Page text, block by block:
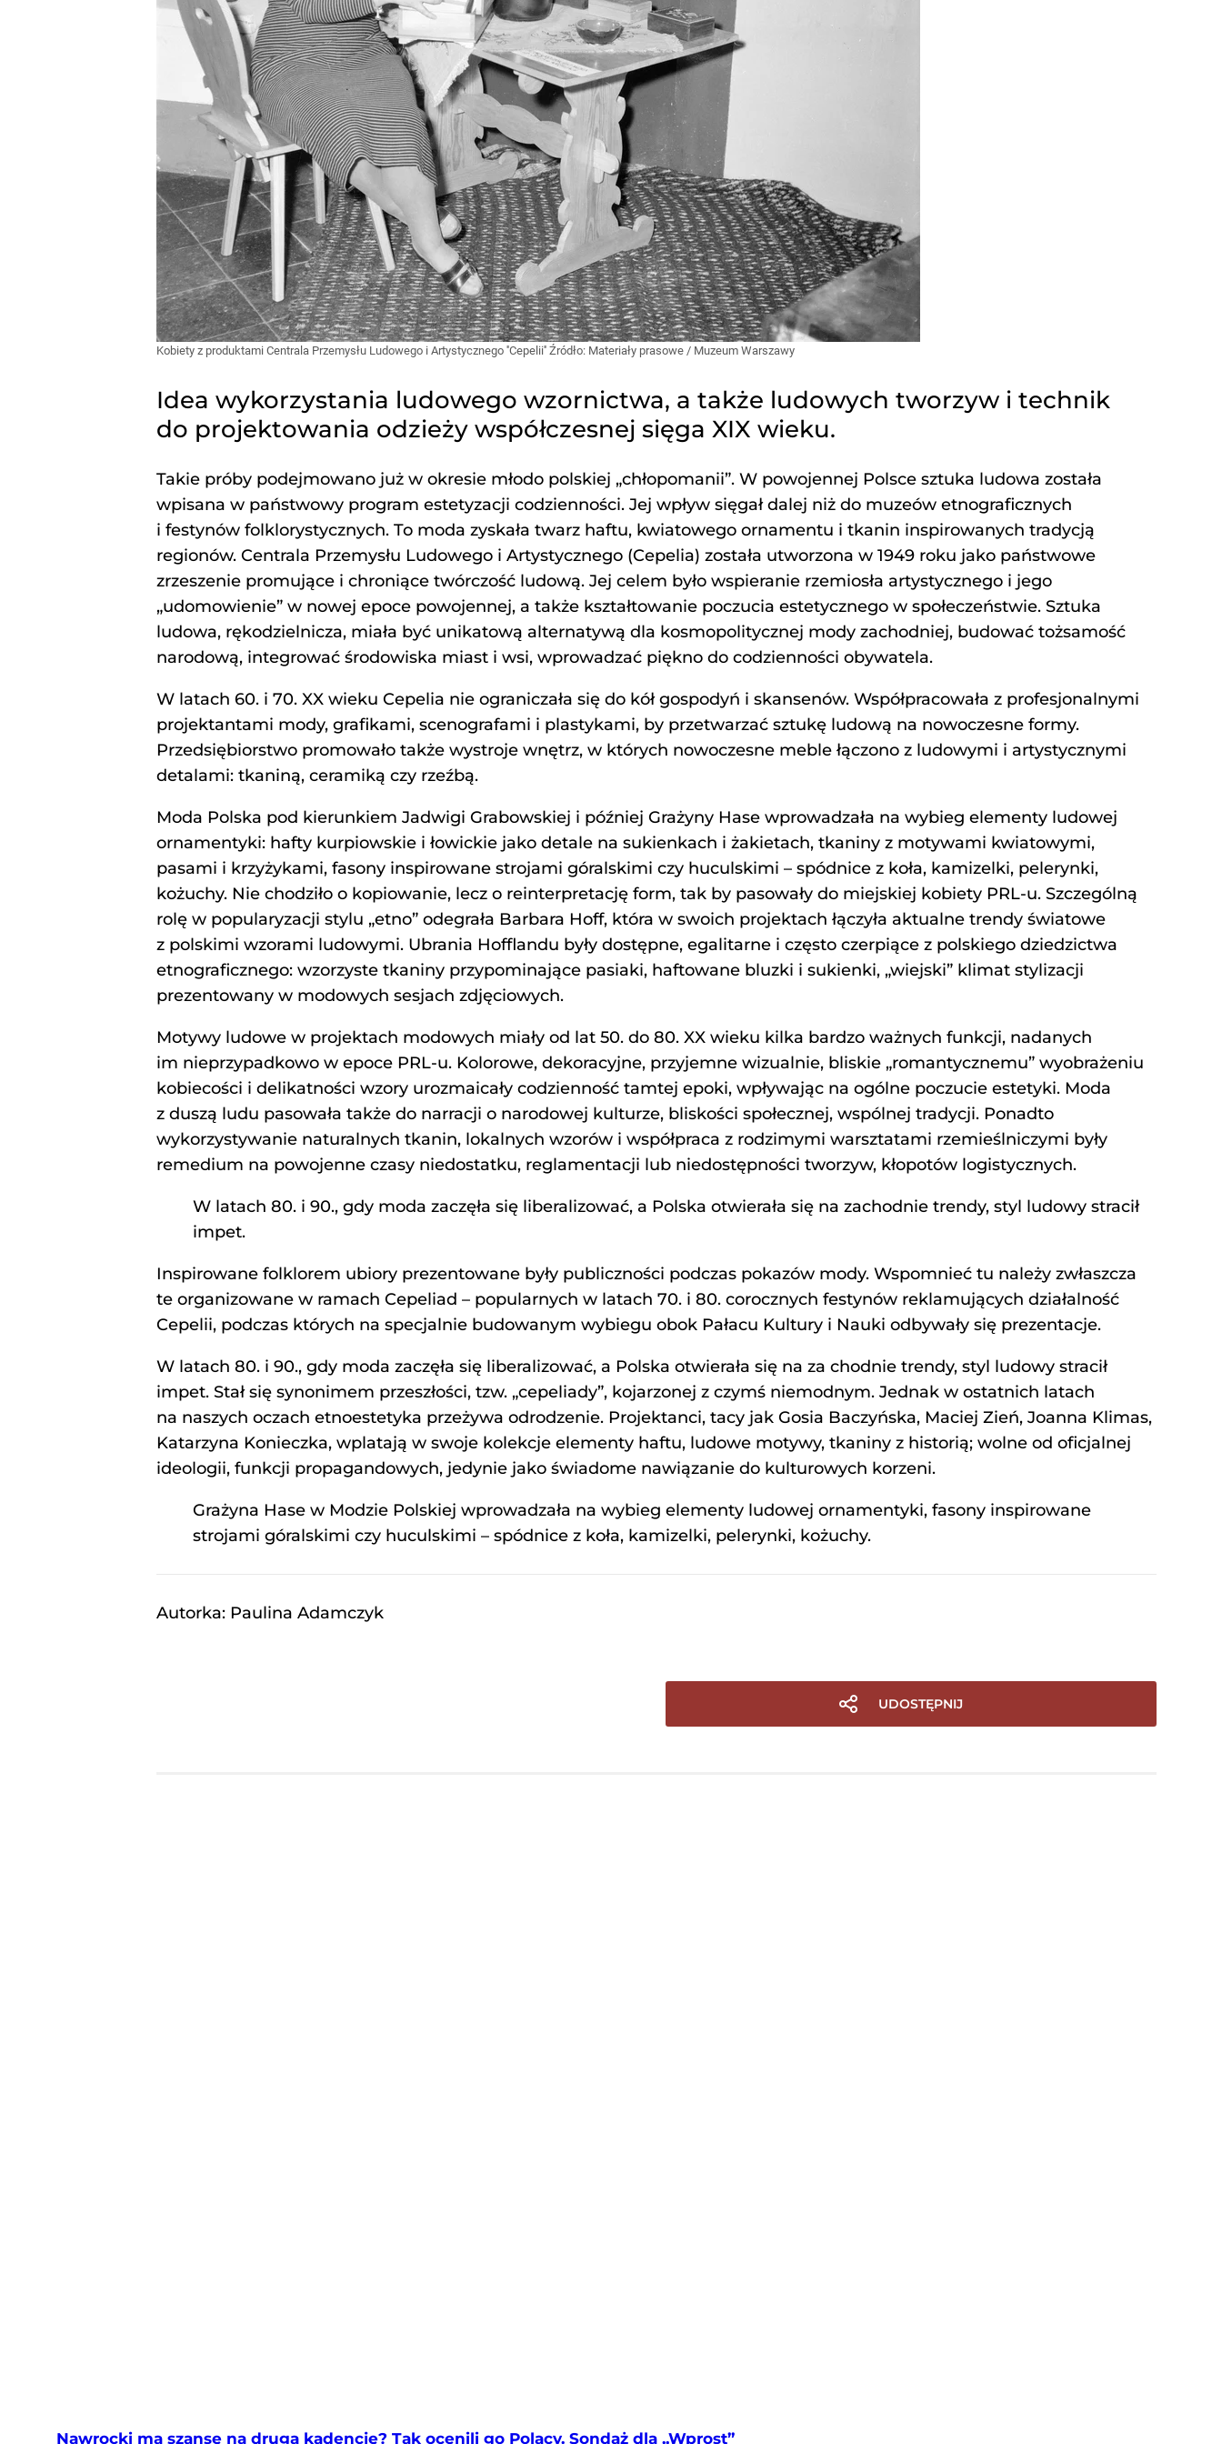
Kobiety z produktami Centrala Przemysłu Ludowego i Artystycznego ''Cepelii'' Źródło: Materiały prasowe / Muzeum Warszawy
Idea wykorzystania ludowego wzornictwa, a także ludowych tworzyw i technik
do projektowania odzieży współczesnej sięga XIX wieku.
Takie próby podejmowano już w okresie młodo polskiej „chłopomanii”. W powojennej Polsce sztuka ludowa została
wpisana w państwowy program estetyzacji codzienności. Jej wpływ sięgał dalej niż do muzeów etnograficznych
i festynów folklorystycznych. To moda zyskała twarz haftu, kwiatowego ornamentu i tkanin inspirowanych tradycją
regionów. Centrala Przemysłu Ludowego i Artystycznego (Cepelia) została utworzona w 1949 roku jako państwowe
zrzeszenie promujące i chroniące twórczość ludową. Jej celem było wspieranie rzemiosła artystycznego i jego
„udomowienie” w nowej epoce powojennej, a także kształtowanie poczucia estetycznego w społeczeństwie. Sztuka
ludowa, rękodzielnicza, miała być unikatową alternatywą dla kosmopolitycznej mody zachodniej, budować tożsamość
narodową, integrować środowiska miast i wsi, wprowadzać piękno do codzienności obywatela.
W latach 60. i 70. XX wieku Cepelia nie ograniczała się do kół gospodyń i skansenów. Współpracowała z profesjonalnymi
projektantami mody, grafikami, scenografami i plastykami, by przetwarzać sztukę ludową na nowoczesne formy.
Przedsiębiorstwo promowało także wystroje wnętrz, w których nowoczesne meble łączono z ludowymi i artystycznymi
detalami: tkaniną, ceramiką czy rzeźbą.
Moda Polska pod kierunkiem Jadwigi Grabowskiej i później Grażyny Hase wprowadzała na wybieg elementy ludowej
ornamentyki: hafty kurpiowskie i łowickie jako detale na sukienkach i żakietach, tkaniny z motywami kwiatowymi,
pasami i krzyżykami, fasony inspirowane strojami góralskimi czy huculskimi – spódnice z koła, kamizelki, pelerynki,
kożuchy. Nie chodziło o kopiowanie, lecz o reinterpretację form, tak by pasowały do miejskiej kobiety PRL-u. Szczególną
rolę w popularyzacji stylu „etno” odegrała Barbara Hoff, która w swoich projektach łączyła aktualne trendy światowe
z polskimi wzorami ludowymi. Ubrania Hofflandu były dostępne, egalitarne i często czerpiące z polskiego dziedzictwa
etnograficznego: wzorzyste tkaniny przypominające pasiaki, haftowane bluzki i sukienki, „wiejski” klimat stylizacji
prezentowany w modowych sesjach zdjęciowych.
Motywy ludowe w projektach modowych miały od lat 50. do 80. XX wieku kilka bardzo ważnych funkcji, nadanych
im nieprzypadkowo w epoce PRL-u. Kolorowe, dekoracyjne, przyjemne wizualnie, bliskie „romantycznemu” wyobrażeniu
kobiecości i delikatności wzory urozmaicały codzienność tamtej epoki, wpływając na ogólne poczucie estetyki. Moda
z duszą ludu pasowała także do narracji o narodowej kulturze, bliskości społecznej, wspólnej tradycji. Ponadto
wykorzystywanie naturalnych tkanin, lokalnych wzorów i współpraca z rodzimymi warsztatami rzemieślniczymi były
remedium na powojenne czasy niedostatku, reglamentacji lub niedostępności tworzyw, kłopotów logistycznych.
W latach 80. i 90., gdy moda zaczęła się liberalizować, a Polska otwierała się na zachodnie trendy, styl ludowy stracił
impet.
Inspirowane folklorem ubiory prezentowane były publiczności podczas pokazów mody. Wspomnieć tu należy zwłaszcza
te organizowane w ramach Cepeliad – popularnych w latach 70. i 80. corocznych festynów reklamujących działalność
Cepelii, podczas których na specjalnie budowanym wybiegu obok Pałacu Kultury i Nauki odbywały się prezentacje.
W latach 80. i 90., gdy moda zaczęła się liberalizować, a Polska otwierała się na za chodnie trendy, styl ludowy stracił
impet. Stał się synonimem przeszłości, tzw. „cepeliady”, kojarzonej z czymś niemodnym. Jednak w ostatnich latach
na naszych oczach etnoestetyka przeżywa odrodzenie. Projektanci, tacy jak Gosia Baczyńska, Maciej Zień, Joanna Klimas,
Katarzyna Konieczka, wplatają w swoje kolekcje elementy haftu, ludowe motywy, tkaniny z historią; wolne od oficjalnej
ideologii, funkcji propagandowych, jedynie jako świadome nawiązanie do kulturowych korzeni.
Grażyna Hase w Modzie Polskiej wprowadzała na wybieg elementy ludowej ornamentyki, fasony inspirowane
strojami góralskimi czy huculskimi – spódnice z koła, kamizelki, pelerynki, kożuchy.
Autorka: Paulina Adamczyk
UDOSTĘPNIJ
Nawrocki ma szansę na drugą kadencję? Tak ocenili go Polacy. Sondaż dla „Wprost”